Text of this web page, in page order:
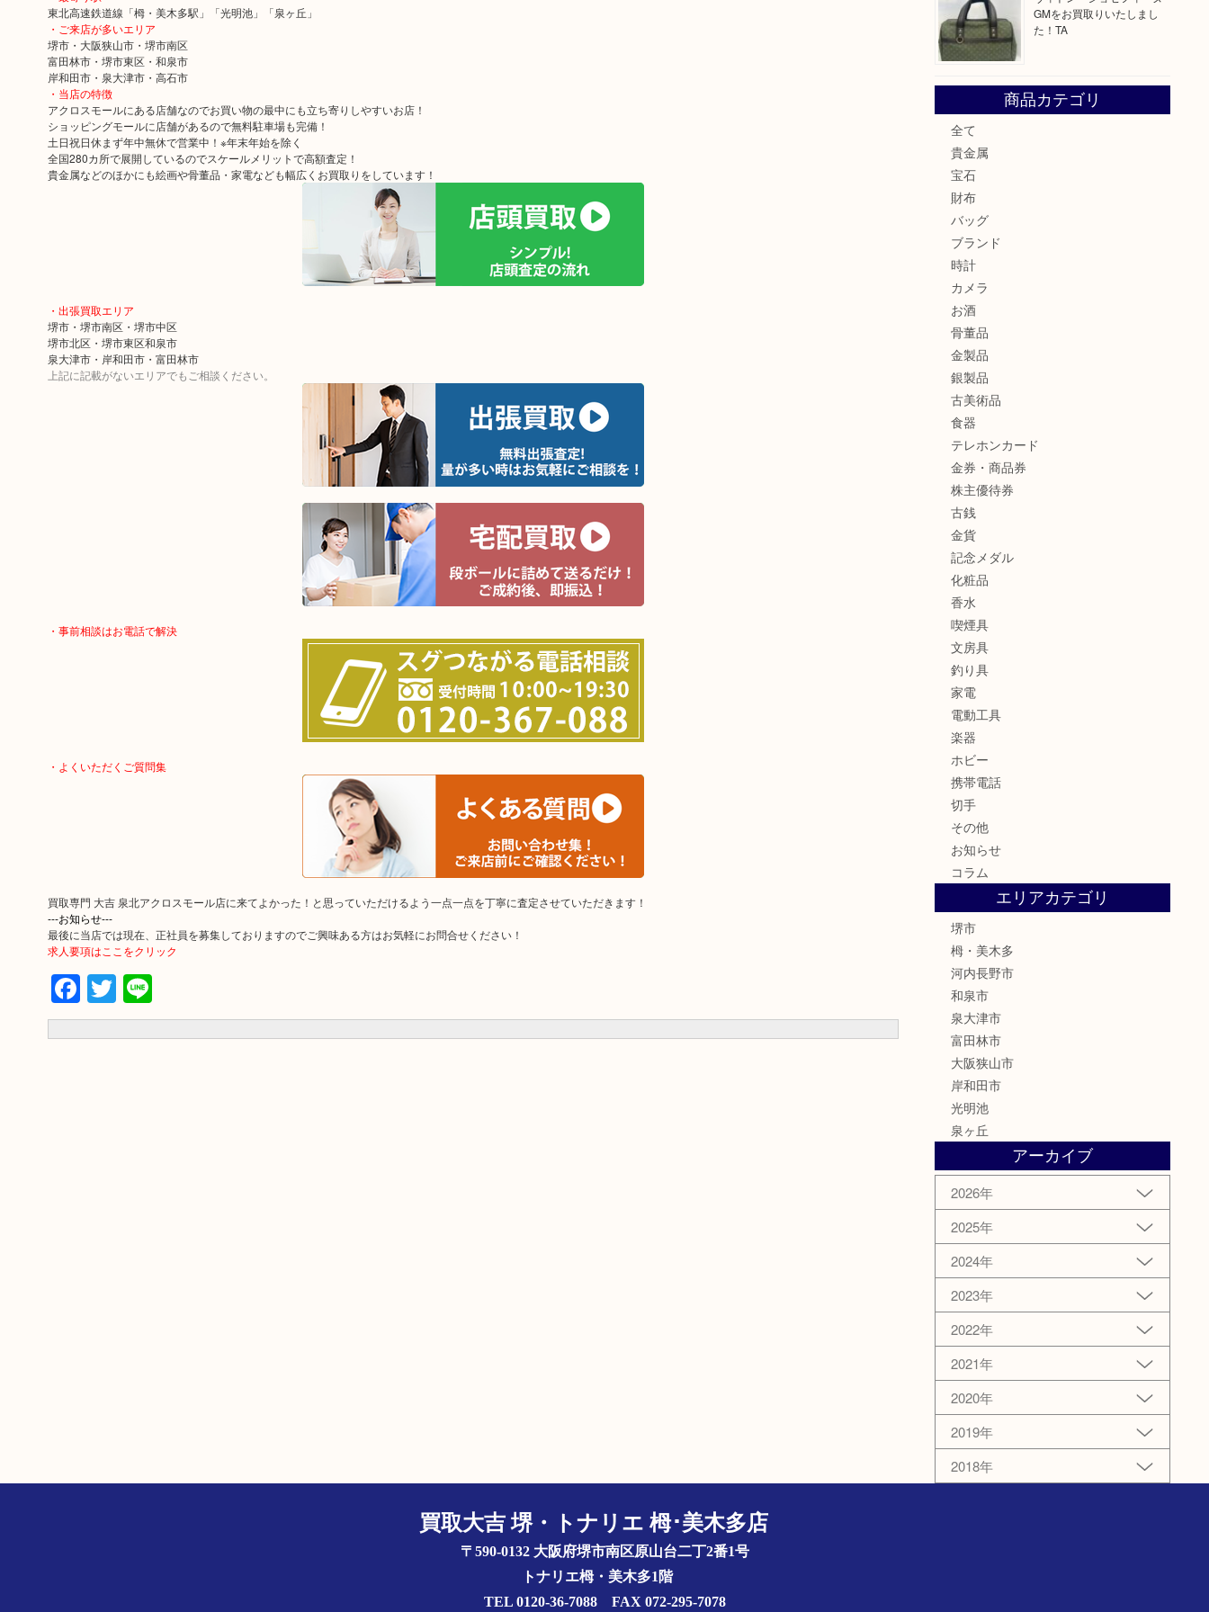
東北高速鉄道線「栂・美木多駅」「光明池」「泉ヶ丘」
・ご来店が多いエリア
堺市・大阪狭山市・堺市南区
富田林市・堺市東区・和泉市
岸和田市・泉大津市・高石市
・当店の特徴
アクロスモールにある店舗なのでお買い物の最中にも立ち寄りしやすいお店！
ショッピングモールに店舗があるので無料駐車場も完備！
土日祝日休まず年中無休で営業中！※年末年始を除く
全国280カ所で展開しているのでスケールメリットで高額査定！
貴金属などのほかにも絵画や骨董品・家電なども幅広くお買取りをしています！
・出張買取エリア
堺市・堺市南区・堺市中区
堺市北区・堺市東区和泉市
泉大津市・岸和田市・富田林市
上記に記載がないエリアでもご相談ください。
・事前相談はお電話で解決
・よくいただくご質問集
買取専門 大吉 泉北アクロスモール店に来てよかった！と思っていただけるよう一点一点を丁寧に査定させていただきます！
---お知らせ---
最後に当店では現在、正社員を募集しておりますのでご興味ある方はお気軽にお問合せください！
求人要項はここをクリック
Facebook
Twitter
Line
GMをお買取りいたしまし
た！TA
商品カテゴリ
全て
貴金属
宝石
財布
バッグ
ブランド
時計
カメラ
お酒
骨董品
金製品
銀製品
古美術品
食器
テレホンカード
金券・商品券
株主優待券
古銭
金貨
記念メダル
化粧品
香水
喫煙具
文房具
釣り具
家電
電動工具
楽器
ホビー
携帯電話
切手
その他
お知らせ
コラム
エリアカテゴリ
堺市
栂・美木多
河内長野市
和泉市
泉大津市
富田林市
大阪狭山市
岸和田市
光明池
泉ヶ丘
アーカイブ
2026年
2025年
2024年
2023年
2022年
2021年
2020年
2019年
2018年
買取大吉 堺・トナリエ 栂･美木多店
〒590-0132 大阪府堺市南区原山台二丁2番1号
トナリエ栂・美木多1階
TEL 0120-36-7088 FAX 072-295-7078